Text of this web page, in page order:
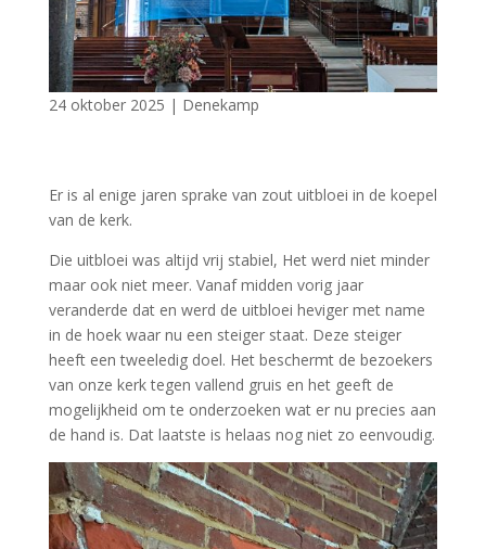
24 oktober 2025 | Denekamp
Er is al enige jaren sprake van zout uitbloei in de koepel
van de kerk.
Die uitbloei was altijd vrij stabiel, Het werd niet minder
maar ook niet meer. Vanaf midden vorig jaar
veranderde dat en werd de uitbloei heviger met name
in de hoek waar nu een steiger staat. Deze steiger
heeft een tweeledig doel. Het beschermt de bezoekers
van onze kerk tegen vallend gruis en het geeft de
mogelijkheid om te onderzoeken wat er nu precies aan
de hand is. Dat laatste is helaas nog niet zo eenvoudig.